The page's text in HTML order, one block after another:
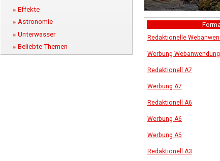
Effekte
Astronomie
Unterwasser
Beliebte Themen
Redaktionelle
Werbung Webanwendung
Redaktionell A7
Werbung A7
Redaktionell A6
Werbung A6
Werbung A5
Redaktionell A3